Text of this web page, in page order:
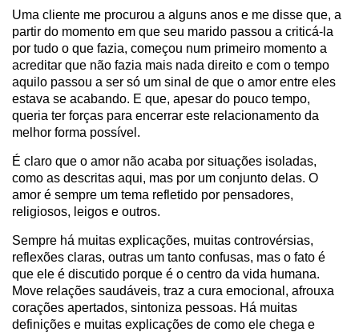
Uma cliente me procurou a alguns anos e me disse que, a
partir do momento em que seu marido passou a criticá-la
por tudo o que fazia, começou num primeiro momento a
acreditar que não fazia mais nada direito e com o tempo
aquilo passou a ser só um sinal de que o amor entre eles
estava se acabando. E que, apesar do pouco tempo,
queria ter forças para encerrar este relacionamento da
melhor forma possível.
É claro que o amor não acaba por situações isoladas,
como as descritas aqui, mas por um conjunto delas. O
amor é sempre um tema refletido por pensadores,
religiosos, leigos e outros.
Sempre há muitas explicações, muitas controvérsias,
reflexões claras, outras um tanto confusas, mas o fato é
que ele é discutido porque é o centro da vida humana.
Move relações saudáveis, traz a cura emocional, afrouxa
corações apertados, sintoniza pessoas. Há muitas
definições e muitas explicações de como ele chega e